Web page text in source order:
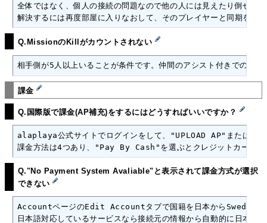
全体ではなく、個人の接続の問題なので他の人には見えたり倒せた
解決するには再度部屋に入りなおして、そのプレイヤーと同期を取
Q.MissionのKillがカウントされない
相手側が5人以上いることが条件です。仲間のアシスト付きでのキル
課金
Q.国際版で課金(AP補充)をするにはどうすればいいですか？
alaplaya公式サイトでログインをして、"UPLOAD AP"または
課金方法は4つあり、"Pay By Cash"を選ぶとクレジットカード支
Q."No Payment System Avaliable"と表示されて課金方式が選択
できない
AccountページのEdit Accountタブで国籍を日本からSwedenや
日本語対応しているサービスなら接続元の情報から自動的に日本語